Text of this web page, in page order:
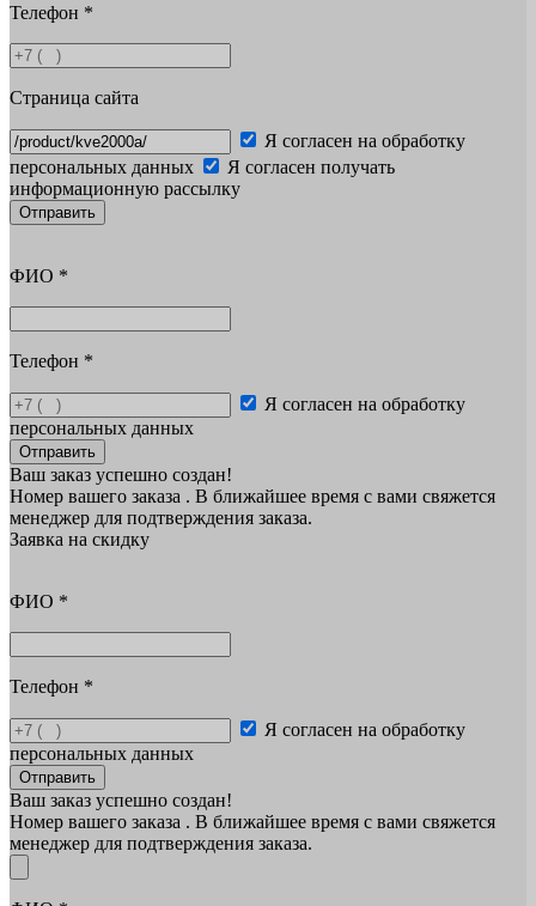
Телефон *
Страница сайта
Я согласен на обработку
персональных данных
Я согласен получать
информационную рассылку
Отправить
ФИО *
Телефон *
Я согласен на обработку
персональных данных
Отправить
Ваш заказ успешно создан!
Номер вашего заказа . В ближайшее время с вами свяжется
менеджер для подтверждения заказа.
Заявка на скидку
ФИО *
Телефон *
Я согласен на обработку
персональных данных
Отправить
Ваш заказ успешно создан!
Номер вашего заказа . В ближайшее время с вами свяжется
менеджер для подтверждения заказа.